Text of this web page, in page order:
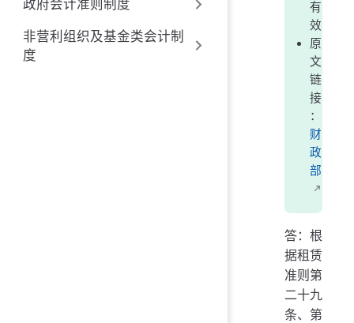
政府会计准则制度
非营利组织及基金类会计制
度
有
效
原
文
链
接
：
财
政
部
答：根
据租赁
准则第
二十九
条、第